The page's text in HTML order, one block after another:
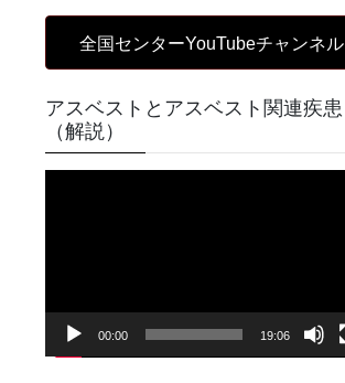
全国センターYouTubeチャンネル
アスベストとアスベスト関連疾患
（解説）
ヤ
00:00 19:06